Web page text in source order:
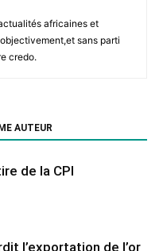
africaines et
sans parti
credo.
AUTEUR
de la CPI
l’exportation de l’or